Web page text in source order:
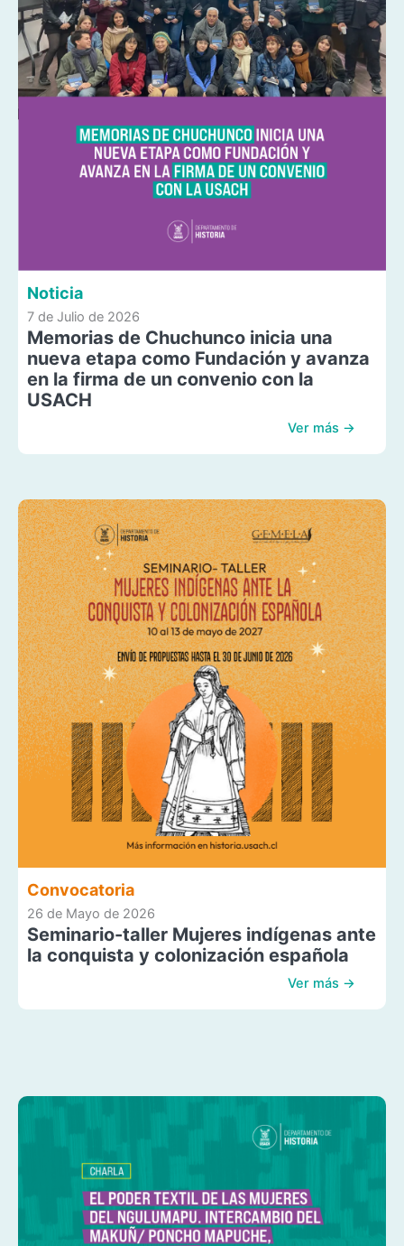
Noticia
7 de Julio de 2026
Memorias de Chuchunco inicia una
nueva etapa como Fundación y avanza
en la firma de un convenio con la
USACH
Ver más →
Convocatoria
26 de Mayo de 2026
Seminario-taller Mujeres indígenas ante
la conquista y colonización española
Ver más →